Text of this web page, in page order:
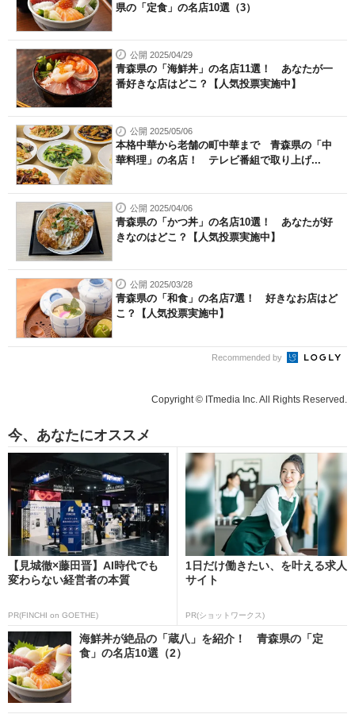
県の「定食」の名店10選（3）
公開 2025/04/29
青森県の「海鮮丼」の名店11選！ あなたが一
番好きな店はどこ？【人気投票実施中】
公開 2025/05/06
本格中華から老舗の町中華まで 青森県の「中
華料理」の名店！ テレビ番組で取り上げ...
公開 2025/04/06
青森県の「かつ丼」の名店10選！ あなたが好
きなのはどこ？【人気投票実施中】
公開 2025/03/28
青森県の「和食」の名店7選！ 好きなお店はど
こ？【人気投票実施中】
Recommended by
Copyright © ITmedia Inc. All Rights Reserved.
今、あなたにオススメ
【見城徹×藤田晋】AI時代でも
変わらない経営者の本質
PR(FINCHI on GOETHE)
1日だけ働きたい、を叶える求人
サイト
PR(ショットワークス)
海鮮丼が絶品の「蔵八」を紹介！ 青森県の「定
食」の名店10選（2）